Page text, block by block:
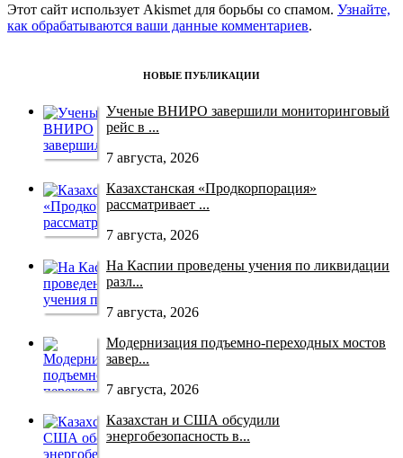
Этот сайт использует Akismet для борьбы со спамом. Узнайте,
как обрабатываются ваши данные комментариев.
НОВЫЕ ПУБЛИКАЦИИ
Ученые ВНИРО завершили мониторинговый
рейс в ...
7 августа, 2026
Казахстанская «Продкорпорация»
рассматривает ...
7 августа, 2026
На Каспии проведены учения по ликвидации
разл...
7 августа, 2026
Модернизация подъемно-переходных мостов
завер...
7 августа, 2026
Казахстан и США обсудили
энергобезопасность в...